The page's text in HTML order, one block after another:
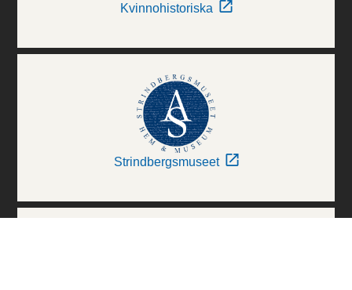
Kvinnohistoriska
Strindbergsmuseet